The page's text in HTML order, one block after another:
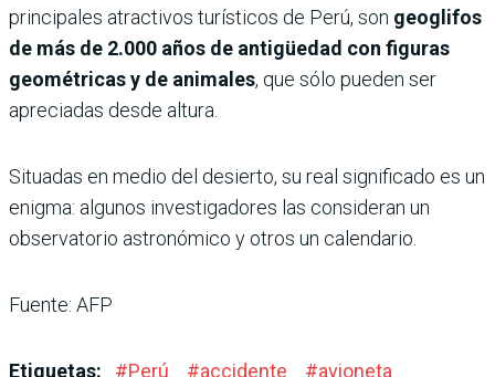
principales atractivos turísticos de Perú, son geoglifos
de más de 2.000 años de antigüedad con figuras
geométricas y de animales, que sólo pueden ser
apreciadas desde altura.
Situadas en medio del desierto, su real significado es un
enigma: algunos investigadores las consideran un
observatorio astronómico y otros un calendario.
Fuente: AFP
Etiquetas: #Perú #accidente #avioneta